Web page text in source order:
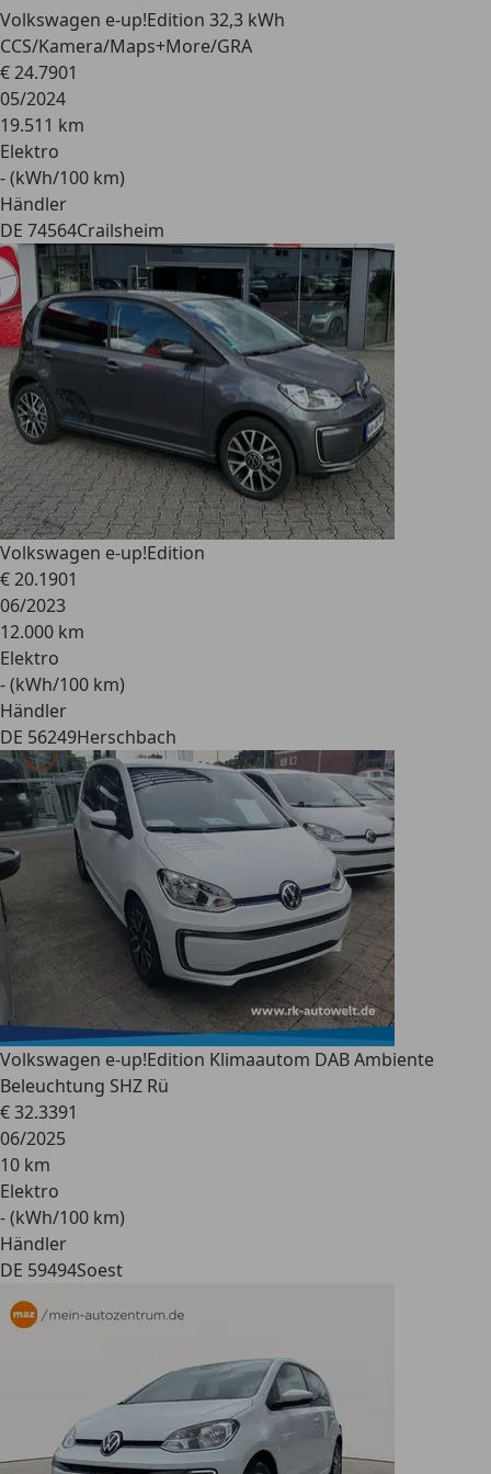
Volkswagen e-up!Edition 32,3 kWh
CCS/Kamera/Maps+More/GRA
€ 24.7901
05/2024
19.511 km
Elektro
- (kWh/100 km)
Händler
DE 74564Crailsheim
Volkswagen e-up!Edition
€ 20.1901
06/2023
12.000 km
Elektro
- (kWh/100 km)
Händler
DE 56249Herschbach
Volkswagen e-up!Edition Klimaautom DAB Ambiente
Beleuchtung SHZ Rü
€ 32.3391
06/2025
10 km
Elektro
- (kWh/100 km)
Händler
DE 59494Soest